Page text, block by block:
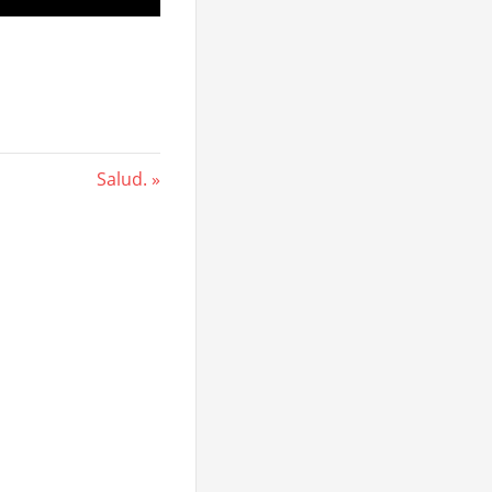
Next
Salud.